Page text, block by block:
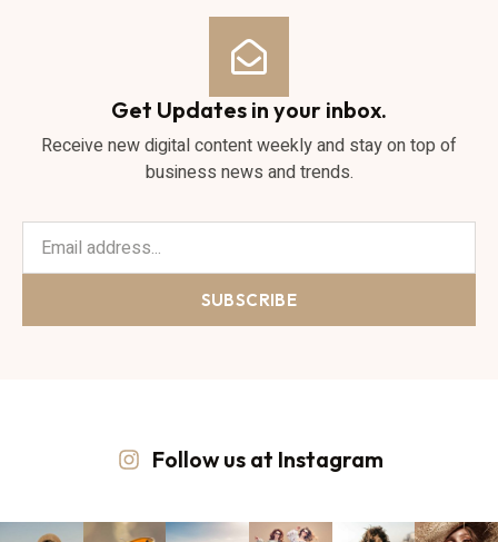
Get Updates in your inbox.
Receive new digital content weekly and stay on top of
business news and trends.
SUBSCRIBE
Follow us at Instagram